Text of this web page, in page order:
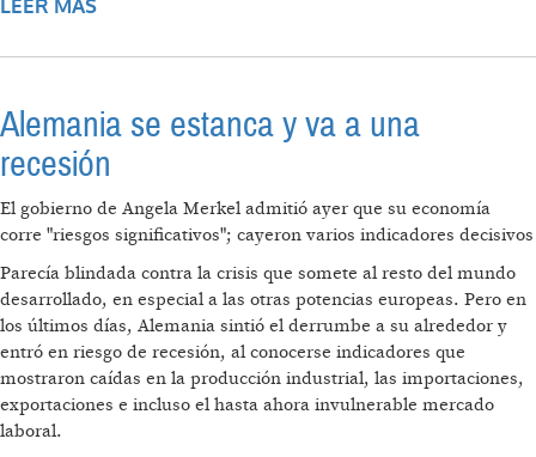
LEER MÁS
Alemania se estanca y va a una
recesión
El gobierno de Angela Merkel admitió ayer que su economía
corre "riesgos significativos"; cayeron varios indicadores decisivos
Parecía blindada contra la crisis que somete al resto del mundo
desarrollado, en especial a las otras potencias europeas. Pero en
los últimos días, Alemania sintió el derrumbe a su alrededor y
entró en riesgo de recesión, al conocerse indicadores que
mostraron caídas en la producción industrial, las importaciones,
exportaciones e incluso el hasta ahora invulnerable mercado
laboral.